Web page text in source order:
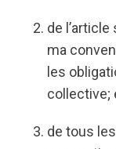
de
ma
les
collective;
de tous